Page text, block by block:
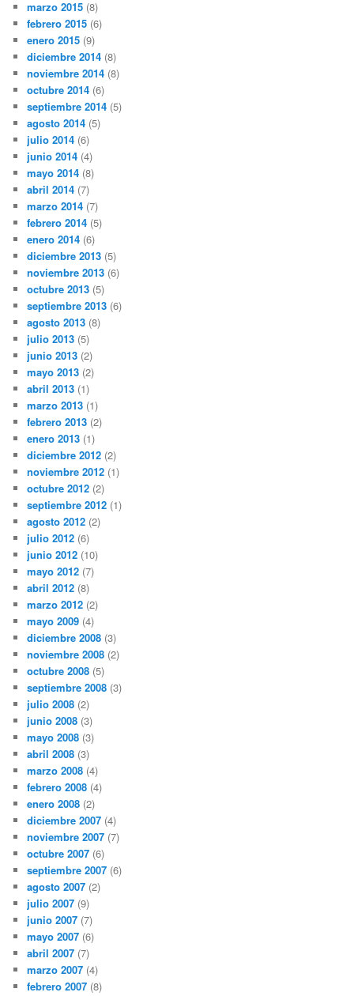
marzo 2015 (8)
febrero 2015 (6)
enero 2015 (9)
diciembre 2014 (8)
noviembre 2014 (8)
octubre 2014 (6)
septiembre 2014 (5)
agosto 2014 (5)
julio 2014 (6)
junio 2014 (4)
mayo 2014 (8)
abril 2014 (7)
marzo 2014 (7)
febrero 2014 (5)
enero 2014 (6)
diciembre 2013 (5)
noviembre 2013 (6)
octubre 2013 (5)
septiembre 2013 (6)
agosto 2013 (8)
julio 2013 (5)
junio 2013 (2)
mayo 2013 (2)
abril 2013 (1)
marzo 2013 (1)
febrero 2013 (2)
enero 2013 (1)
diciembre 2012 (2)
noviembre 2012 (1)
octubre 2012 (2)
septiembre 2012 (1)
agosto 2012 (2)
julio 2012 (6)
junio 2012 (10)
mayo 2012 (7)
abril 2012 (8)
marzo 2012 (2)
mayo 2009 (4)
diciembre 2008 (3)
noviembre 2008 (2)
octubre 2008 (5)
septiembre 2008 (3)
julio 2008 (2)
junio 2008 (3)
mayo 2008 (3)
abril 2008 (3)
marzo 2008 (4)
febrero 2008 (4)
enero 2008 (2)
diciembre 2007 (4)
noviembre 2007 (7)
octubre 2007 (6)
septiembre 2007 (6)
agosto 2007 (2)
julio 2007 (9)
junio 2007 (7)
mayo 2007 (6)
abril 2007 (7)
marzo 2007 (4)
febrero 2007 (8)